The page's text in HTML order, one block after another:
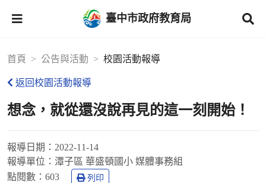
臺中市政府教育局
首頁 公告與活動 校園活動報導
返回校園活動報導
想念，就從還沒說再見的這一刻開始！
報導日期： 2022-11-14
報導單位： 潭子區 華盛頓國小 媒體事務組
點閱數： 603 列印